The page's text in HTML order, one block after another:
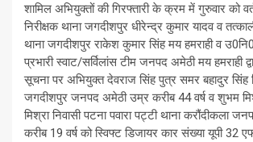
शामिल अभियुक्तों की गिरफ्तारी के क्रम में गुरुवार को
निरीक्षक थाना जगदीशपुर धीरेन्द्र कुमार यादव व
थाना जगदीशपुर राकेश कुमार सिंह मय हमराही व
प्रभारी स्वाट/सर्विलांस टीम जनपद अमेठी मय हमराही
सूचना पर अभियुक्त देवराज सिंह पुत्र समर बहादुर सिंह
जगदीशपुर जनपद अमेठी उम्र करीब 44 वर्ष व शुभम
मिश्रा निवासी पटना पवारा पट्टी थाना करौंदीकला
करीब 19 वर्ष को स्विफ्ट डिजायर कार संख्या यूपी 32